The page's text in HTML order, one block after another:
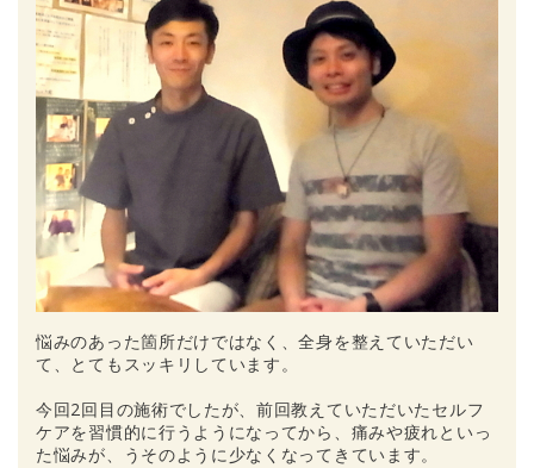
悩みのあった箇所だけではなく、全身を整えていただい
て、とてもスッキリしています。
今回2回目の施術でしたが、前回教えていただいたセルフ
ケアを習慣的に行うようになってから、痛みや疲れといっ
た悩みが、うそのように少なくなってきています。